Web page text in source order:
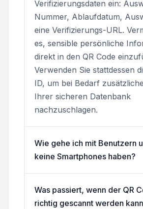
Verifizierungsdaten ein:
Nummer, Ablaufdatum,
eine Verifizierungs-URL.
es, sensible persönliche
direkt in den QR Code
Verwenden Sie stattdessen
ID, um bei Bedarf
Ihrer sicheren Datenbank
nachzuschlagen.
Wie gehe ich mit Benutzern
keine Smartphones haben?
Was passiert, wenn der QR
richtig gescannt werden